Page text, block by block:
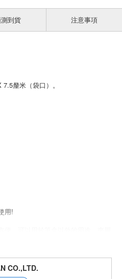
釐米（袋口）。
用!
而不顯得笨重。
筆架使用。
小物品，如筆、記憶棒、橡皮等。
變成一個智慧型手機支架。
到貨 注意事項
CO.,LTD.